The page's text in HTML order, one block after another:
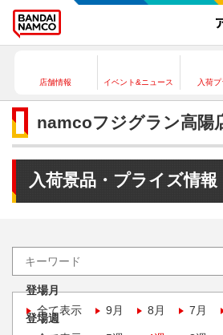
店舗情報 イベント&ニュース 入荷
namcoフジグラン高陽
入荷景品・プライズ情報
登場月
全て表示
9月 8月 7月
登場週